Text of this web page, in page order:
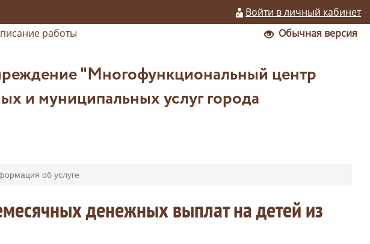
Войти в личный кабинет
работы Обычная версия
"Многофункциональный центр
и муниципальных услуг города
об услуге
денежных выплат на детей из